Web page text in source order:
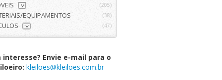
> (205)
EQUIPAMENTOS (38)
> (47)
interesse? Envie e-mail para o
kleiloes@kleiloes.com.br